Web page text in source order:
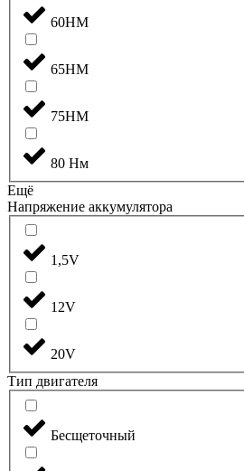
60НМ
65НМ
75НМ
80 Нм
Ещё
Напряжение аккумулятора
1,5V
12V
20V
Тип двигателя
Бесщеточный